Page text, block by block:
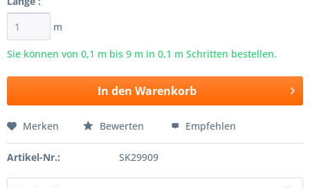
m
Sie können von 0,1 m bis 9 m in 0,1 m Schritten bestellen.
In den Warenkorb
Merken Bewerten Empfehlen
Artikel-Nr.: SK29909